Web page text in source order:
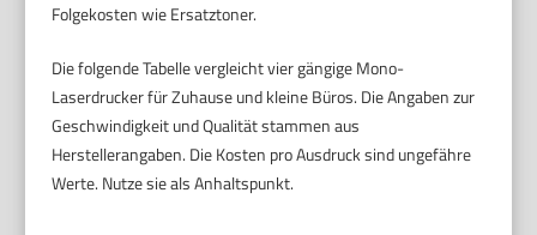
Folgekosten wie Ersatztoner.
Die folgende Tabelle vergleicht vier gängige Mono-
Laserdrucker für Zuhause und kleine Büros. Die Angaben zur
Geschwindigkeit und Qualität stammen aus
Herstellerangaben. Die Kosten pro Ausdruck sind ungefähre
Werte. Nutze sie als Anhaltspunkt.